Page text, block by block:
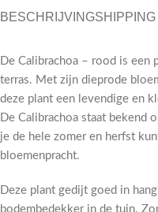
BESCHRIJVING
De Calibrachoa – rood is
terras. Met zijn dieprode
deze plant een levendige en
De Calibrachoa staat bekend
je de hele zomer en herfst
bloemenpracht.
Deze plant gedijt goed in
bodembedekker in de tuin.